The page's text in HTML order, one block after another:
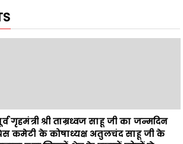
गया,जिसमें क्षेत्र के हजारों लोगों ने
दी
2026